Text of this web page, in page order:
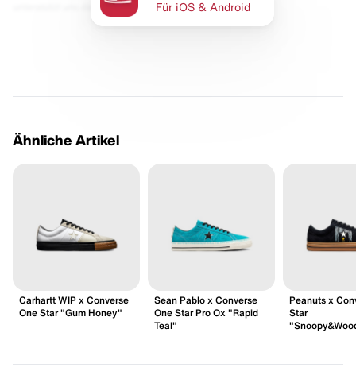
unterstützt uns damit.
Für iOS & Android
Ähnliche Artikel
Carhartt WIP x Converse
One Star "Gum Honey"
Sean Pablo x Converse
One Star Pro Ox "Rapid
Teal"
Peanuts x
Star